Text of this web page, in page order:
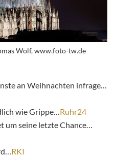
Wolf, www.foto-tw.de
an Weihnachten infrage…
wie Grippe…Ruhr24
um seine letzte Chance…
RKI